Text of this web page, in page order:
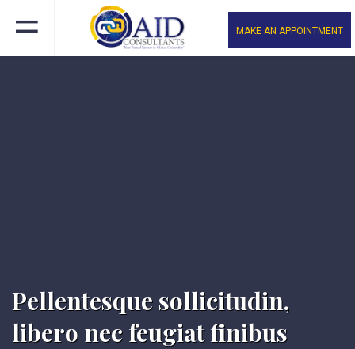
MAKE AN APPOINTMENT
Pellentesque sollicitudin,
libero nec feugiat finibus